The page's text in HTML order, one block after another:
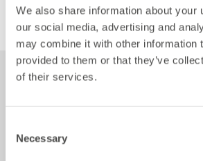
We also share information about your
our social media, advertising and
may combine it with other information
provided to them or that they’ve
of their services.
Selection
Necessary